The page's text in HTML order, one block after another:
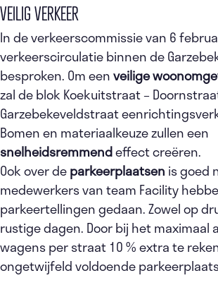
VEILIG VERKEER
In de verkeerscommissie van 6
verkeerscirculatie binnen de
besproken. Om eenveilige
zal de blok Koekuitstraat –
Garzebekeveldstraat
Bomen en materiaalkeuze zullen een
snelheidsremmendeffect creëren.
Ook over deparkeerplaatsen is goed
medewerkers van team Facility
parkeertellingen gedaan. Zowel op
rustige dagen. Door bij het maximaal
wagens per straat 10 % extra te
ongetwijfeld voldoende